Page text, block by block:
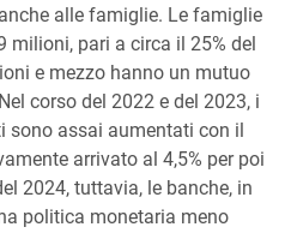
alle famiglie. Le famiglie
milioni, pari a circa il 25% del
e mezzo hanno un mutuo
corso del 2022 e del 2023, i
sono assai aumentati con il
arrivato al 4,5% per poi
2024, tuttavia, le banche, in
politica monetaria meno